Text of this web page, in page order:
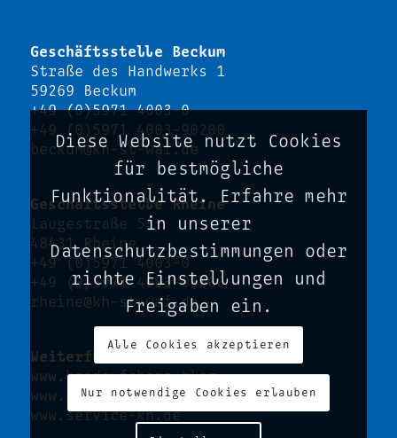
Geschäftsstelle Beckum
Straße des Handwerks 1
59269 Beckum
+49 (0)5971 4003-0
+49 (0)5971 4003-90200
beckum@kh-st-waf.de
Geschäftsstelle Rheine
Laugestraße 51
48431 Rheine
+49 (0)5971 4003-0
+49 (0)5971 4003-90000
rheine@kh-st-waf.de
Weiterführende Links
www.handaufsherz.blog
www.kh-kompetenz-plus.de
www.service-kh.de
Diese Website nutzt Cookies
für bestmögliche
Funktionalität. Erfahre mehr
in unserer
Datenschutzbestimmungen oder
richte Einstellungen und
Freigaben ein.
Alle Cookies akzeptieren
Nur notwendige Cookies erlauben